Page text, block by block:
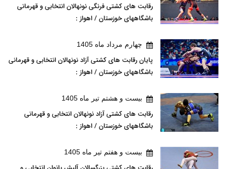
رقابت های کشتی فرنگی نونهالان انتخابی و قهرمانی
باشگاههای خوزستان / اهواز :
چهارم مرداد ماه 1405
پایان رقابت های کشتی آزاد نونهالان انتخابی و قهرمانی
باشگاههای خوزستان / اهواز :
بيست و هشتم تير ماه 1405
رقابت های کشتی آزاد نونهالان انتخابی و قهرمانی
باشگاههای خوزستان / اهواز :
بيست و هفتم تير ماه 1405